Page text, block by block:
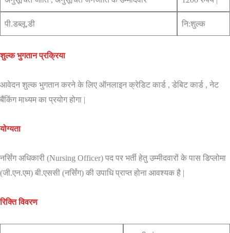
पी.डब्लू.डी नि:शुल्क
शुल्क भुगतान प्रक्रिया
आवेदन शुल्क भुगतान करने के लिए ऑनलाइन क्रेडिट कार्ड , डेबिट कार्ड , नेट
बैंकिंग माध्यम का प्रयोग होगा |
योग्यता
नर्सिंग अधिकारी (Nursing Officer) पद पर भर्ती हेतु उम्मीदवारों के पास डिप्लोमा
(जी.एन.एम) बी.एससी (नर्सिंग) की उपाधि प्राप्त होना आवश्यक है |
रिक्ति विवरण